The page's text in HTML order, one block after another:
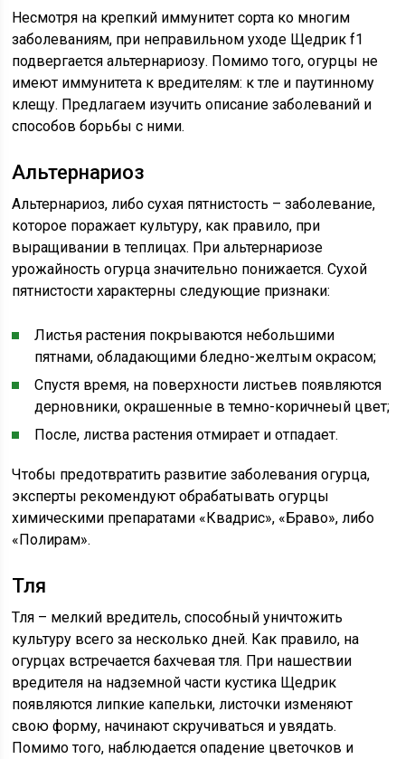
Несмотря на крепкий иммунитет сорта ко многим
заболеваниям, при неправильном уходе Щедрик f1
подвергается альтернариозу. Помимо того, огурцы не
имеют иммунитета к вредителям: к тле и паутинному
клещу. Предлагаем изучить описание заболеваний и
способов борьбы с ними.
Альтернариоз
Альтернариоз, либо сухая пятнистость – заболевание,
которое поражает культуру, как правило, при
выращивании в теплицах. При альтернариозе
урожайность огурца значительно понижается. Сухой
пятнистости характерны следующие признаки:
Листья растения покрываются небольшими
пятнами, обладающими бледно-желтым окрасом;
Спустя время, на поверхности листьев появляются
дерновники, окрашенные в темно-коричнеый цвет;
После, листва растения отмирает и отпадает.
Чтобы предотвратить развитие заболевания огурца,
эксперты рекомендуют обрабатывать огурцы
химическими препаратами «Квадрис», «Браво», либо
«Полирам».
Тля
Тля – мелкий вредитель, способный уничтожить
культуру всего за несколько дней. Как правило, на
огурцах встречается бахчевая тля. При нашествии
вредителя на надземной части кустика Щедрик
появляются липкие капельки, листочки изменяют
свою форму, начинают скручиваться и увядать.
Помимо того, наблюдается опадение цветочков и